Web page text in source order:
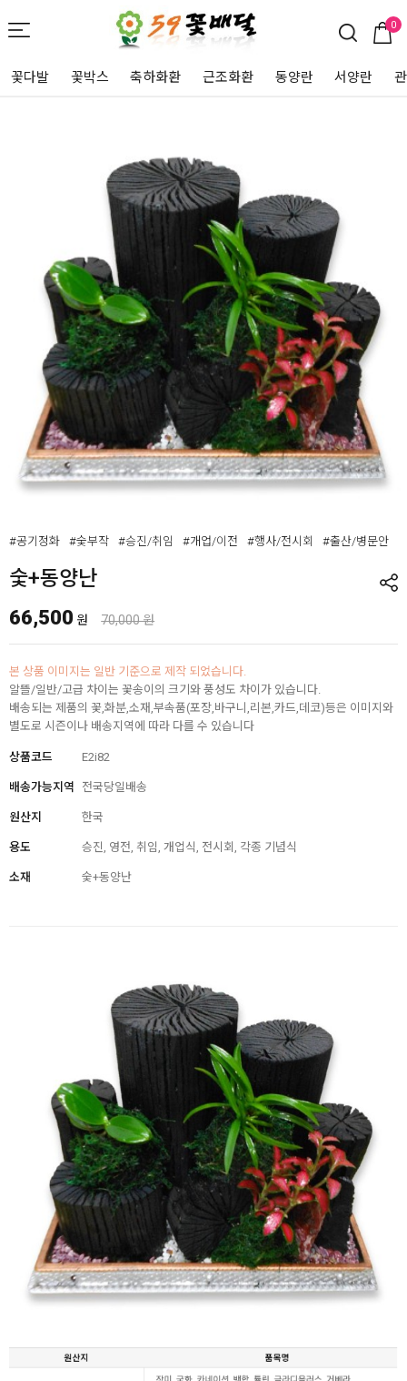
0
꽃다발 꽃박스 축하화환 근조화환 동양란 서양란
#공기정화 #숯부작 #승진/취임 #개업/이전 #행사/전시회 #출산/병문안
숯+동양난
66,500 원 70,000 원
본 상품 이미지는 일반 기준으로 제작 되었습니다.
알뜰/일반/고급 차이는 꽃송이의 크기와 풍성도 차이가 있습니다.
배송되는 제품의 꽃,화분,소재,부속품(포장,바구니,리본,카드,데코)등은 이미지와
별도로 시즌이나 배송지역에 따라 다를 수 있습니다
상품코드 E2i82
배송가능지역 전국당일배송
원산지 한국
용도 승진, 영전, 취임, 개업식, 전시회, 각종 기념식
소재 숯+동양난